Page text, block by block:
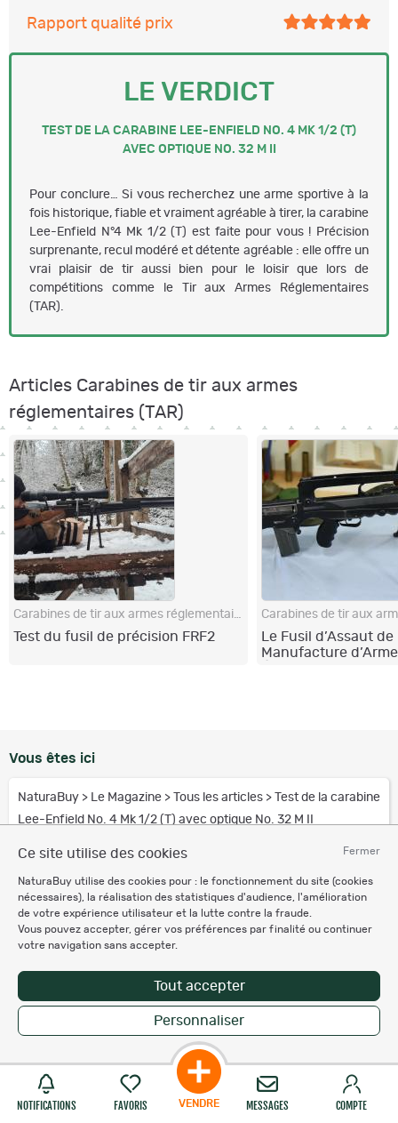
Fermer
Ce site utilise des cookies
NaturaBuy utilise des cookies pour : le fonctionnement du site (cookies
nécessaires), la réalisation des statistiques d'audience, l'amélioration
de votre expérience utilisateur et la lutte contre la fraude.
Vous pouvez accepter, gérer vos préférences par finalité ou continuer
votre navigation sans accepter.
Tout accepter
Personnaliser
NOTIFICATIONS FAVORIS VENDRE MESSAGES COMPTE
Rapport qualité prix
LE VERDICT
TEST DE LA CARABINE LEE-ENFIELD NO. 4 MK 1/2 (T)
AVEC OPTIQUE NO. 32 M II
Pour conclure… Si vous recherchez une arme sportive à la
fois historique, fiable et vraiment agréable à tirer, la carabine
Lee-Enfield N°4 Mk 1/2 (T) est faite pour vous ! Précision
surprenante, recul modéré et détente agréable : elle offre un
vrai plaisir de tir aussi bien pour le loisir que lors de
compétitions comme le Tir aux Armes Réglementaires
(TAR).
Articles Carabines de tir aux armes
réglementaires (TAR)
Carabines de tir aux armes réglementaires (TAR)
Test du fusil de précision FRF2
Le Fusil d’Assaut de
Manufacture
Vous êtes ici
NaturaBuy > Le Magazine > Tous les articles >
Test de la carabine
Lee-Enfield No. 4 Mk 1/2 (T) avec optique No. 32 M II
PROTECTION
ACHETEUR
EXPERTISE
& CONSEIL
PRIX BAS &
PAIEMENT EN PLUSIEURS
Services et garanties
Besoin d'aide